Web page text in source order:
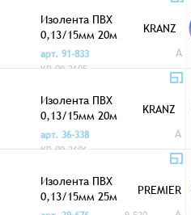
Изолента ПВХ
0,13/15мм 20м
синяя
KRANZ
арт. 91-833
KR-09-2605
A
Изолента ПВХ
0,13/15мм 20м
черная
KRANZ
арт. 36-338
KR-09-2606
A
Изолента ПВХ
0,13/15мм 25м
белая
PREMIER